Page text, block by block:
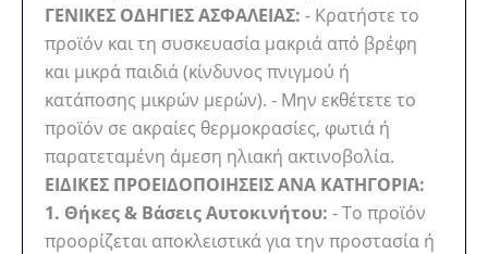
ΓΕΝΙΚΕΣ ΟΔΗΓΙΕΣ ΑΣΦΑΛΕΙΑΣ: - Κρατήστε το
προϊόν και τη συσκευασία μακριά από βρέφη
και μικρά παιδιά (κίνδυνος πνιγμού ή
κατάποσης μικρών μερών). - Μην εκθέτετε το
προϊόν σε ακραίες θερμοκρασίες, φωτιά ή
παρατεταμένη άμεση ηλιακή ακτινοβολία.
ΕΙΔΙΚΕΣ ΠΡΟΕΙΔΟΠΟΙΗΣΕΙΣ ΑΝΑ ΚΑΤΗΓΟΡΙΑ:
1. Θήκες & Βάσεις Αυτοκινήτου: - Το προϊόν
προορίζεται αποκλειστικά για την προστασία ή